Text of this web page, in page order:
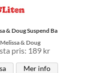
& Doug Suspend Ba
Melissa & Doug
pris: 189 kr
Mer info